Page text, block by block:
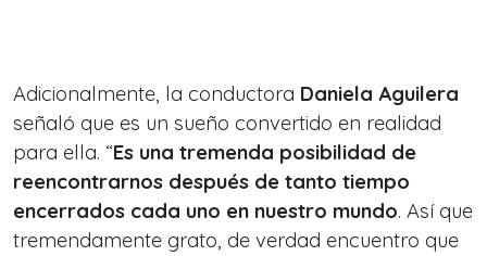
Adicionalmente, la conductora Daniela Aguilera
señaló que es un sueño convertido en realidad
para ella. “Es una tremenda posibilidad de
reencontrarnos después de tanto tiempo
encerrados cada uno en nuestro mundo. Así que
tremendamente grato, de verdad encuentro que